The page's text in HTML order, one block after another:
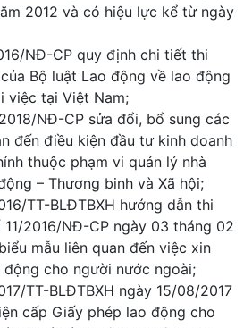
2012 và có hiệu lực kể từ ngày
NĐ-CP quy định chi tiết thi
Bộ luật Lao động về lao động
việc tại Việt Nam;
NĐ-CP sửa đổi, bổ sung các
đến điều kiện đầu tư kinh doanh
thuộc phạm vi quản lý nhà
– Thương binh và Xã hội;
TT-BLĐTBXH hướng dẫn thi
11/2016/NĐ-CP ngày 03 tháng 02
mẫu liên quan đến việc xin
cho người nước ngoài;
TT-BLĐTBXH ngày 15/08/2017
cấp Giấy phép lao động cho